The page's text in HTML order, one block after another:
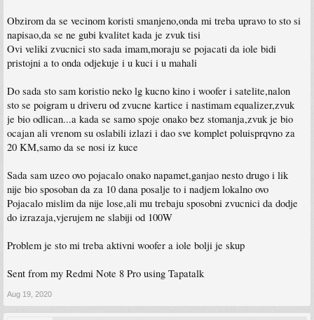
Obzirom da se vecinom koristi smanjeno,onda mi treba upravo to sto si
napisao,da se ne gubi kvalitet kada je zvuk tisi
Ovi veliki zvucnici sto sada imam,moraju se pojacati da iole bidi
pristojni a to onda odjekuje i u kuci i u mahali
Do sada sto sam koristio neko lg kucno kino i woofer i satelite,nalon
sto se poigram u driveru od zvucne kartice i nastimam equalizer,zvuk
je bio odlican...a kada se samo spoje onako bez stomanja,zvuk je bio
ocajan ali vrenom su oslabili izlazi i dao sve komplet poluisprqvno za
20 KM,samo da se nosi iz kuce
Sada sam uzeo ovo pojacalo onako napamet,ganjao nesto drugo i lik
nije bio sposoban da za 10 dana posalje to i nadjem lokalno ovo
Pojacalo mislim da nije lose,ali mu trebaju sposobni zvucnici da dodje
do izrazaja,vjerujem ne slabiji od 100W
Problem je sto mi treba aktivni woofer a iole bolji je skup
Sent from my Redmi Note 8 Pro using Tapatalk
Aug 19, 2020